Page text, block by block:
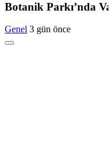
Botanik Parkı’nda
Genel 3 gün önce